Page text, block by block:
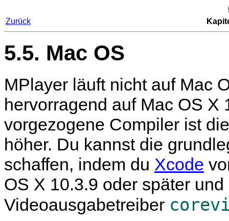
Zurück
5.5. Mac OS
MPlayer läuft nicht auf Mac
hervorragend auf Mac OS X
vorgezogene Compiler ist
höher. Du kannst die
schaffen, indem du Xcode
OS X 10.3.9 oder später
Videoausgabetreiber